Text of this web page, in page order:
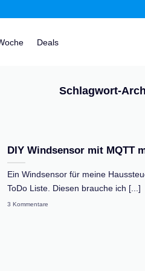
Deals
Schlagwort-
DIY Windsensor mit MQTT
Ein Windsensor für meine
ToDo Liste. Diesen brauche ich [...]
3 Kommentare